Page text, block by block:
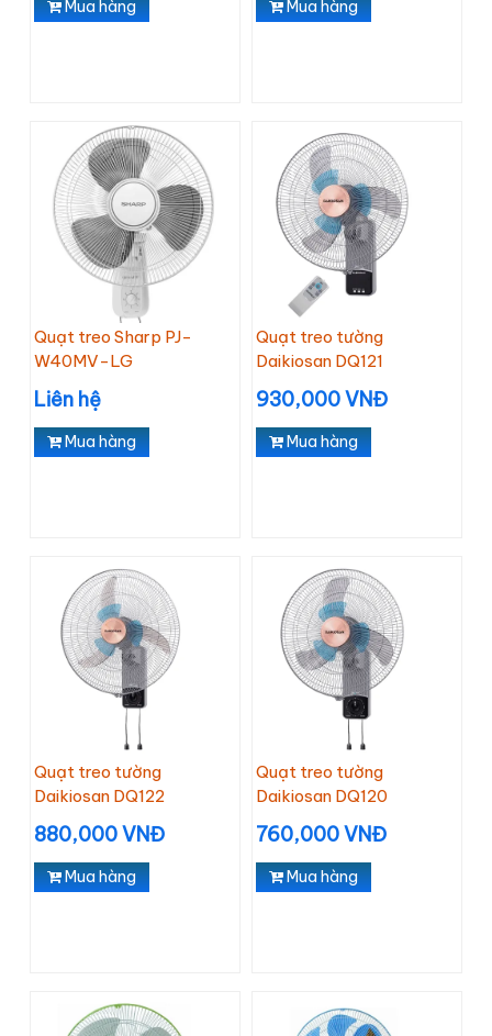
Mua hàng Mua hàng
Quạt treo Sharp PJ-
W40MV-LG
Liên hệ
Mua hàng
Quạt treo tường
Daikiosan DQ121
930,000 VNĐ
Mua hàng
Quạt treo tường
Daikiosan DQ122
880,000 VNĐ
Mua hàng
Quạt treo tường
Daikiosan DQ120
760,000 VNĐ
Mua hàng